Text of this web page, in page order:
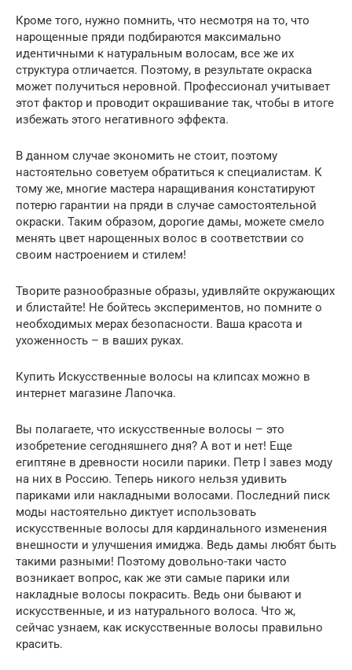
Кроме того, нужно помнить, что несмотря на то, что
нарощенные пряди подбираются максимально
идентичными к натуральным волосам, все же их
структура отличается. Поэтому, в результате окраска
может получиться неровной. Профессионал учитывает
этот фактор и проводит окрашивание так, чтобы в итоге
избежать этого негативного эффекта.
В данном случае экономить не стоит, поэтому
настоятельно советуем обратиться к специалистам. К
тому же, многие мастера наращивания констатируют
потерю гарантии на пряди в случае самостоятельной
окраски. Таким образом, дорогие дамы, можете смело
менять цвет нарощенных волос в соответствии со
своим настроением и стилем!
Творите разнообразные образы, удивляйте окружающих
и блистайте! Не бойтесь экспериментов, но помните о
необходимых мерах безопасности. Ваша красота и
ухоженность – в ваших руках.
Купить Искусственные волосы на клипсах можно в
интернет магазине Лапочка.
Вы полагаете, что искусственные волосы – это
изобретение сегодняшнего дня? А вот и нет! Еще
египтяне в древности носили парики. Петр I завез моду
на них в Россию. Теперь никого нельзя удивить
париками или накладными волосами. Последний писк
моды настоятельно диктует использовать
искусственные волосы для кардинального изменения
внешности и улучшения имиджа. Ведь дамы любят быть
такими разными! Поэтому довольно-таки часто
возникает вопрос, как же эти самые парики или
накладные волосы покрасить. Ведь они бывают и
искусственные, и из натурального волоса. Что ж,
сейчас узнаем, как искусственные волосы правильно
красить.